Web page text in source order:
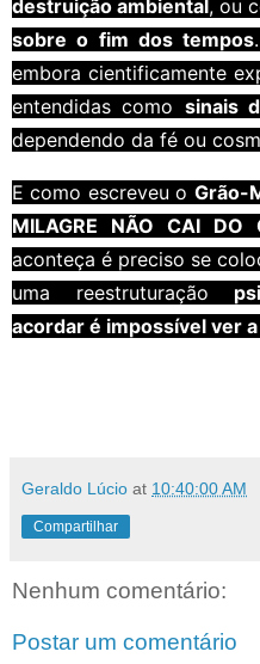
destruição ambiental, ou
sobre o fim dos tempos
embora cientificamente
entendidas como sinais
dependendo da fé ou
E como escreveu o Grão-
MILAGRE NÃO CAI DO
aconteça é preciso se
uma reestruturação
acordar é impossível ver
Geraldo Lúcio at 10:40:00 AM
Compartilhar
Nenhum comentário:
Postar um comentário